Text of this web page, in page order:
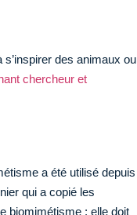
des animaux ou
chercheur et
a été utilisé depuis
qui a copié les
biomimétisme : elle doit